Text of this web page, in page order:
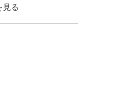
見る